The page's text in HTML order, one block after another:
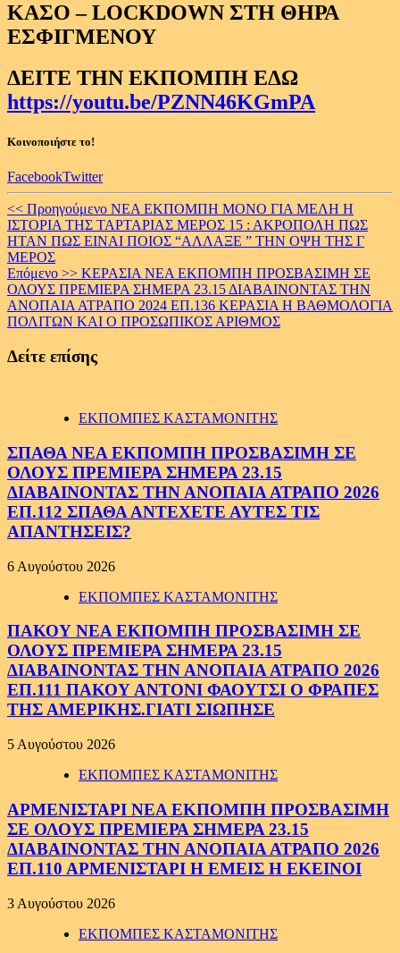
ΚΑΣΟ – LOCKDOWN ΣΤΗ ΘΗΡΑ
ΕΣΦΙΓΜΕΝΟΥ
ΔΕΙΤΕ ΤΗΝ ΕΚΠΟΜΠΗ ΕΔΩ
https://youtu.be/PZNN46KGmPA
Κοινοποιήστε το!
FacebookTwitter
Continue
Reading
<< Προηγούμενο ΝΕΑ ΕΚΠΟΜΠΗ ΜΟΝΟ ΓΙΑ ΜΕΛΗ Η
ΙΣΤΟΡΙΑ ΤΗΣ ΤΑΡΤΑΡΙΑΣ ΜΕΡΟΣ 15 : ΑΚΡΟΠΟΛΗ ΠΩΣ
ΗΤΑΝ ΠΩΣ ΕΙΝΑΙ ΠΟΙΟΣ “ΑΛΛΑΞΕ ” ΤΗΝ ΟΨΗ ΤΗΣ Γ
ΜΕΡΟΣ
Επόμενο >> ΚΕΡΑΣΙΑ ΝΕΑ ΕΚΠΟΜΠΗ ΠΡΟΣΒΑΣΙΜΗ ΣΕ
ΟΛΟΥΣ ΠΡΕΜΙΕΡΑ ΣΗΜΕΡΑ 23.15 ΔΙΑΒΑΙΝΟΝΤΑΣ ΤΗΝ
ΑΝΟΠΑΙΑ ΑΤΡΑΠΟ 2024 ΕΠ.136 ΚΕΡΑΣΙΑ Η ΒΑΘΜΟΛΟΓΙΑ
ΠΟΛΙΤΩΝ ΚΑΙ Ο ΠΡΟΣΩΠΙΚΟΣ ΑΡΙΘΜΟΣ
Δείτε επίσης
ΕΚΠΟΜΠΕΣ ΚΑΣΤΑΜΟΝΙΤΗΣ
ΣΠΑΘΑ ΝΕΑ ΕΚΠΟΜΠΗ ΠΡΟΣΒΑΣΙΜΗ ΣΕ
ΟΛΟΥΣ ΠΡΕΜΙΕΡΑ ΣΗΜΕΡΑ 23.15
ΔΙΑΒΑΙΝΟΝΤΑΣ ΤΗΝ ΑΝΟΠΑΙΑ ΑΤΡΑΠΟ 2026
ΕΠ.112 ΣΠΑΘΑ ΑΝΤΕΧΕΤΕ ΑΥΤΕΣ ΤΙΣ
ΑΠΑΝΤΗΣΕΙΣ?
6 Αυγούστου 2026
ΕΚΠΟΜΠΕΣ ΚΑΣΤΑΜΟΝΙΤΗΣ
ΠΑΚΟΥ ΝΕΑ ΕΚΠΟΜΠΗ ΠΡΟΣΒΑΣΙΜΗ ΣΕ
ΟΛΟΥΣ ΠΡΕΜΙΕΡΑ ΣΗΜΕΡΑ 23.15
ΔΙΑΒΑΙΝΟΝΤΑΣ ΤΗΝ ΑΝΟΠΑΙΑ ΑΤΡΑΠΟ 2026
ΕΠ.111 ΠΑΚΟΥ ΑΝΤΟΝΙ ΦΑΟΥΤΣΙ Ο ΦΡΑΠΕΣ
ΤΗΣ ΑΜΕΡΙΚΗΣ.ΓΙΑΤΙ ΣΙΩΠΗΣΕ
5 Αυγούστου 2026
ΕΚΠΟΜΠΕΣ ΚΑΣΤΑΜΟΝΙΤΗΣ
ΑΡΜΕΝΙΣΤΑΡΙ ΝΕΑ ΕΚΠΟΜΠΗ ΠΡΟΣΒΑΣΙΜΗ
ΣΕ ΟΛΟΥΣ ΠΡΕΜΙΕΡΑ ΣΗΜΕΡΑ 23.15
ΔΙΑΒΑΙΝΟΝΤΑΣ ΤΗΝ ΑΝΟΠΑΙΑ ΑΤΡΑΠΟ 2026
ΕΠ.110 ΑΡΜΕΝΙΣΤΑΡΙ Η ΕΜΕΙΣ Η ΕΚΕΙΝΟΙ
3 Αυγούστου 2026
ΕΚΠΟΜΠΕΣ ΚΑΣΤΑΜΟΝΙΤΗΣ